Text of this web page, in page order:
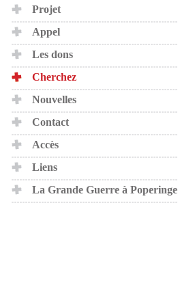
Projet
Appel
Les dons
Cherchez
Nouvelles
Contact
Accès
Liens
La Grande Guerre à Poperinge